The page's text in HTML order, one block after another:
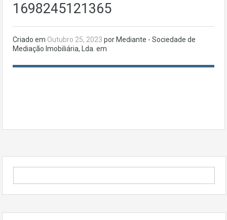
1698245121365
Criado em Outubro 25, 2023 por Mediante - Sociedade de
Mediação Imobiliária, Lda. em